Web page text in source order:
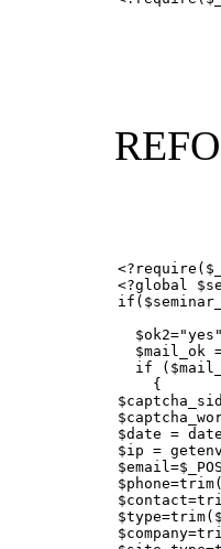
<?global
$mail_ok
if
{
$date =
$ip =